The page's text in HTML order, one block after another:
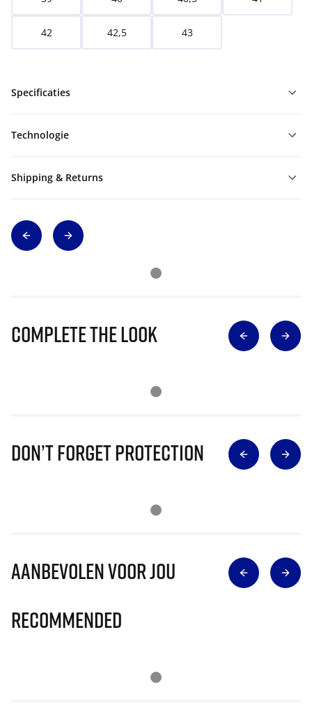
42 42,5 43
Specificaties
Technologie
Shipping & Returns
Complete The Look
Don’t Forget Protection
Aanbevolen voor jou
Recommended